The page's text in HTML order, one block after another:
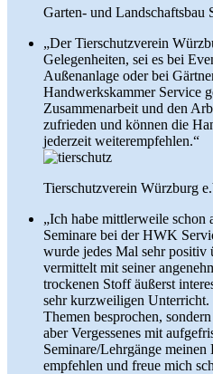
Garten- und
„Der Tierschutzverein
Gelegenheiten, sei es bei
Außenanlage oder bei
Handwerkskammer Service
Zusammenarbeit und den
zufrieden und können die
jederzeit weiterempfehlen.“
Tierschutzverein Würzburg
„Ich habe mittlerweile schon
Seminare bei der HWK
wurde jedes Mal sehr positiv
vermittelt mit seiner
trockenen Stoff äußerst
sehr kurzweiligen
Themen besprochen,
aber Vergessenes mit
Seminare/Lehrgänge
empfehlen und freue mich